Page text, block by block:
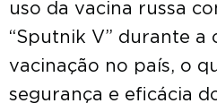
uso da vacina russa
“Sputnik V” durante a
vacinação no país, o
segurança e eficácia